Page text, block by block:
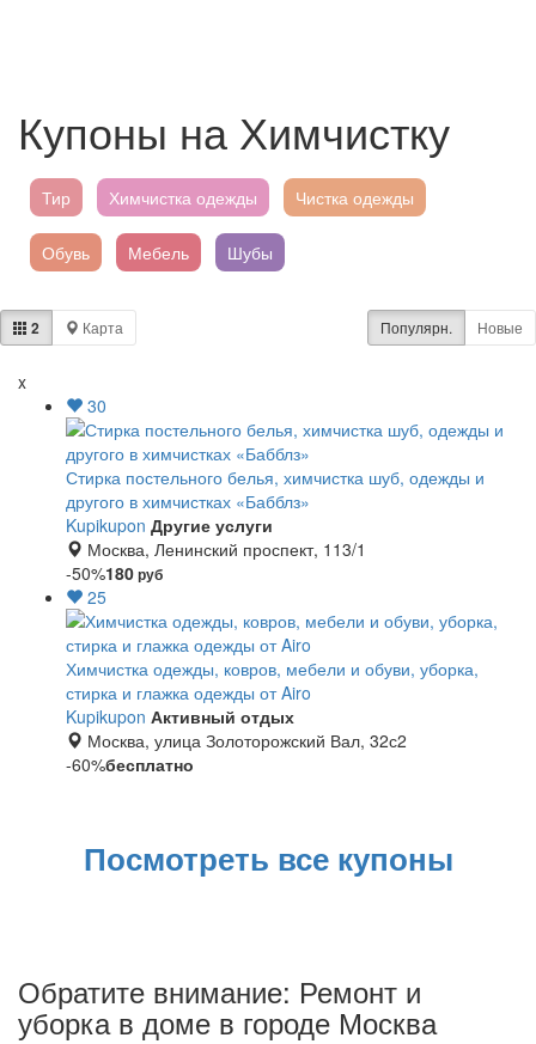
Купоны на Химчистку
Тир Химчистка одежды Чистка одежды
Обувь Мебель Шубы
Постельное белье
2 Карта Популярн. Новые
x
30
Стирка постельного белья, химчистка шуб, одежды и
другого в химчистках «Бабблз»
Kupikupon Другие услуги
Москва, Ленинский проспект, 113/1
-50%180руб
25
Химчистка одежды, ковров, мебели и обуви, уборка,
стирка и глажка одежды от Airo
Kupikupon Активный отдых
Москва, улица Золоторожский Вал, 32с2
-60%бесплатно
Посмотреть все купоны
Обратите внимание: Ремонт и
уборка в доме в городе Москва